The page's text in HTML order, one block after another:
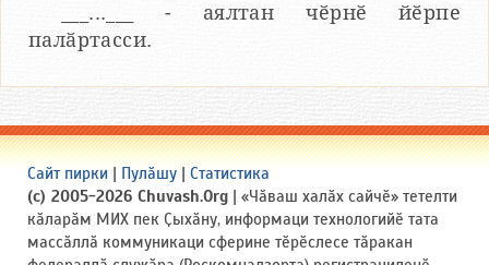
___...___ - аялтан чӗрнӗ йӗрпе
палӑртасси.
Сайт пирки | Пулӑшу | Статистика
(c) 2005-2026 Chuvash.Org | «Чӑваш халӑх сайчӗ» тетелти
кӑларӑм МИХ пек Ҫыхӑну, информаци технологийӗ тата
массӑллӑ коммуникаци сферине тӗрӗслесе тӑракан